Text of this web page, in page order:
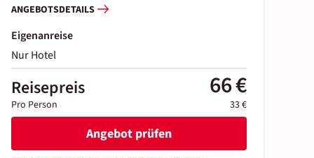
ANGEBOTSDETAILS
Eigenanreise
Nur Hotel
Reisepreis 66 €
Pro Person 33 €
Angebot prüfen